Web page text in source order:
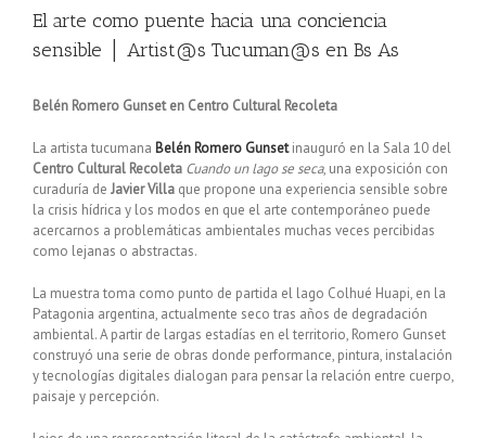
El arte como puente hacia una conciencia
sensible │ Artist@s Tucuman@s en Bs As
Belén Romero Gunset en Centro Cultural Recoleta
La artista tucumana Belén Romero Gunsetinauguró en la Sala 10 del
Centro Cultural Recoleta Cuando un lago se seca, una exposición con
curaduría de Javier Villa que propone una experiencia sensible sobre
la crisis hídrica y los modos en que el arte contemporáneo puede
acercarnos a problemáticas ambientales muchas veces percibidas
como lejanas o abstractas.
La muestra toma como punto de partida el lago Colhué Huapi, en la
Patagonia argentina, actualmente seco tras años de degradación
ambiental. A partir de largas estadías en el territorio, Romero Gunset
construyó una serie de obras donde performance, pintura, instalación
y tecnologías digitales dialogan para pensar la relación entre cuerpo,
paisaje y percepción.